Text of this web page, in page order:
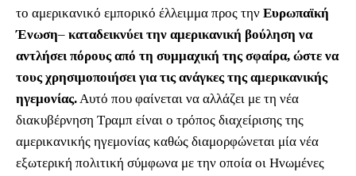
το αμερικανικό εμπορικό έλλειμμα προς την Ευρωπαϊκή
Ένωση‒ καταδεικνύει την αμερικανική βούληση να
αντλήσει πόρους από τη συμμαχική της σφαίρα, ώστε να
τους χρησιμοποιήσει για τις ανάγκες της αμερικανικής
ηγεμονίας.Αυτό που φαίνεται να αλλάζει με τη νέα
διακυβέρνηση Τραμπ είναι ο τρόπος διαχείρισης της
αμερικανικής ηγεμονίας καθώς διαμορφώνεται μία νέα
εξωτερική πολιτική σύμφωνα με την οποία οι Ηνωμένες